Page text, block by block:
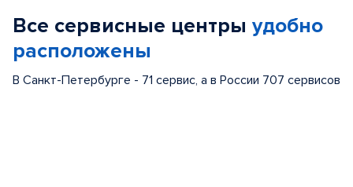
Все сервисные центры удобно
расположены
В Санкт-Петербурге - 71 сервис, а в России 707 сервисов